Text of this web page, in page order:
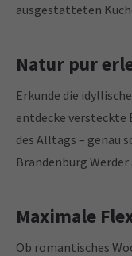
ausgestatteten
Natur pur
Erkunde die
entdecke versteckte
des Alltags – genau
Brandenburg Werder
Maximale
Ob romantisches